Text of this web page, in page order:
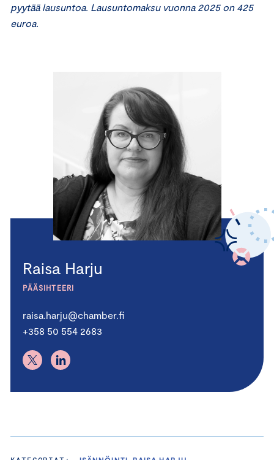
pyytää lausuntoa. Lausuntomaksu vuonna 2025 on 425
euroa.
Raisa Harju
PÄÄSIHTEERI
raisa.harju@chamber.fi
+358 50 554 2683